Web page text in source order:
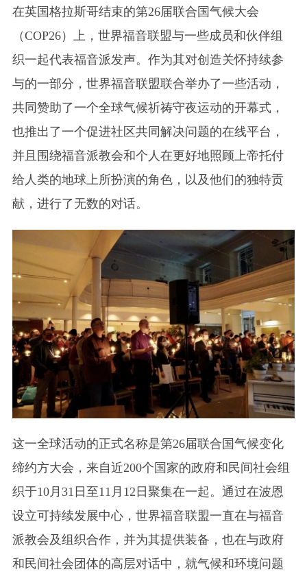
在英国格拉斯哥结束的第26届联合国气候大会
（COP26）上，世界福音联盟与一些成员和伙伴组
织一起代表福音派发声。作为其对创造关怀持续参
与的一部分，世界福音联盟联合举办了一些活动，
共同赞助了一个全球气候祈祷守夜运动的开幕式，
也推出了一个促进社区共同解决问题的在线平台，
并且围绕福音派教会和个人在更好地照顾上帝托付
给人类的地球上所扮演的角色，以及他们的独特贡
献，进行了无数的对话。
这一全球活动的正式名称是第26届联合国气候变化
缔约方大会，来自近200个国家的政府和民间社会组
织于10月31日至11月12日聚集在一起。通过在波恩
设立可持续发展中心，世界福音联盟一直在与福音
派教会及组织合作，并为其提供装备，也在与政府
和民间社会团体的高层对话中，就气候和环境问题